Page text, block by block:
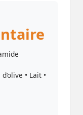
• Lait •